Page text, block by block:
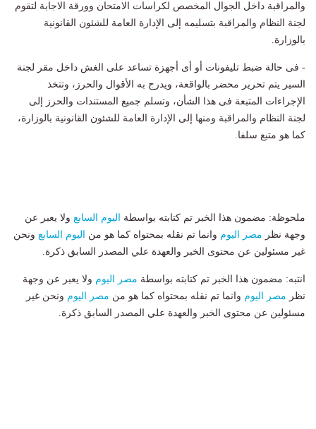
والمراقبة داخل الجوال المخصص لكراسات الامتحان وورقة الاجابة لتقوم
لجنة النظام والمراقبة بتسليمه إلى الإدارة العامة للشئون القانونية
بالوزارة.
- فى حالة ضبط تليفونات أو أى أجهزة تساعد على الغش داخل مقر لجنة
السير يتم تحرير محضر بالواقعة، ويدرج به الأقوال والحرز، وتتخذ
الإجراءات المتبعة فى هذا الشأن، وتسلم جميع المستندات والحرز إلى
لجنة النظام والمراقبة ومنها إلى الإدارة العامة للشئون القانونية بالوزارة،
كما هو متبع سلفا.
ملحوظة: مضمون هذا الخبر تم كتابته بواسطة اليوم السابع ولا يعبر عن
وجهة نظر مصر اليوم وانما تم نقله بمحتواه كما هو من اليوم السابع ونحن
غير مسئولين عن محتوى الخبر والعهدة علي المصدر السابق ذكرة.
انتبه: مضمون هذا الخبر تم كتابته بواسطة مصر اليوم ولا يعبر عن وجهة
نظر مصر اليوم وانما تم نقله بمحتواه كما هو من مصر اليوم ونحن غير
مسئولين عن محتوى الخبر والعهدة علي المصدر السابق ذكرة.